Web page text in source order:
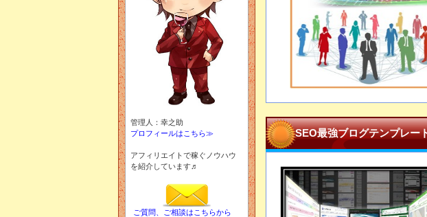
SEO最強ブログテンプレー
管理人：幸之助
プロフィールはこちら≫
アフィリエイトで稼ぐノウハウ
を紹介しています♬
ご質問、ご相談はこちらから